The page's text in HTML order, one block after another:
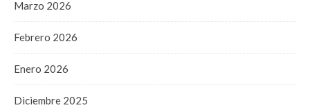
Marzo 2026
Febrero 2026
Enero 2026
Diciembre 2025